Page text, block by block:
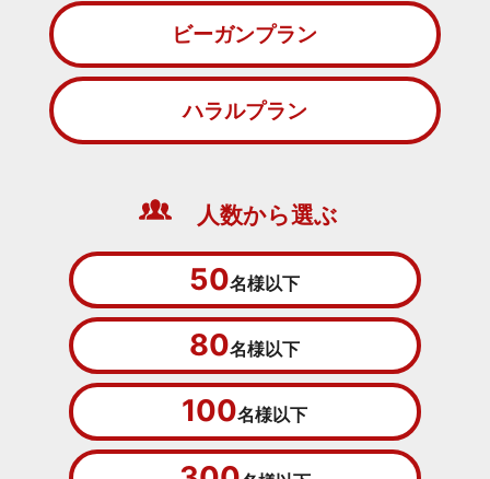
ビーガンプラン
ハラルプラン
人数から選ぶ
50名様以下
80名様以下
100名様以下